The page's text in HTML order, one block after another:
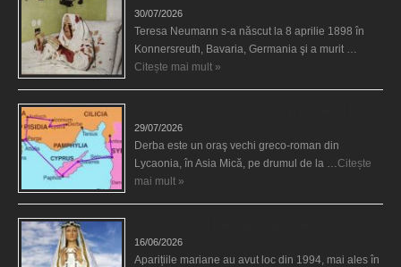
30/07/2026
Teresa Neumann s-a născut la 8 aprilie 1898 în
Konnersreuth, Bavaria, Germania şi a murit …
Citește mai mult »
29/07/2026
Derba este un oraş vechi greco-roman din
Lycaonia, în Asia Mică, pe drumul de la …Citește
mai mult »
16/06/2026
Aparițiile mariane au avut loc din 1994, mai ales în